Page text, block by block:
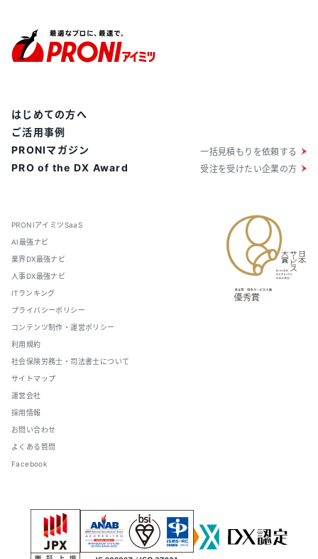
PRONIアイミツSaaS
AI最強ナビ
業界DX最強ナビ
人事DX最強ナビ
ITランキング
プライバシーポリシー
コンテンツ制作・運営ポリシー
利用規約
社会保険労務士・司法書士について
サイトマップ
運営会社
採用情報
お問い合わせ
よくある質問
Facebook
はじめての方へ
ご活用事例
PRONIマガジン
PRO of the DX Award
一括見積もりを依頼する
受注を受けたい企業の方